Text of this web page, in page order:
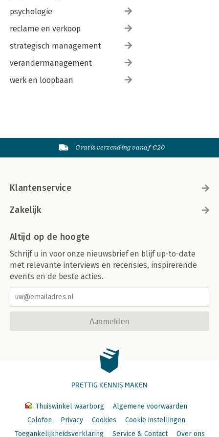
psychologie
reclame en verkoop
strategisch management
verandermanagement
werk en loopbaan
Gratis verzending vanaf €20
Klantenservice
Zakelijk
Altijd op de hoogte
Schrijf u in voor onze nieuwsbrief en blijf up-to-date
met relevante interviews en recensies, inspirerende
events en de beste acties.
Aanmelden
PRETTIG KENNIS MAKEN
Thuiswinkel waarborg
Algemene voorwaarden
Colofon
Privacy Cookies
Cookie instellingen
Toegankelijkheidsverklaring
Service & Contact Over ons